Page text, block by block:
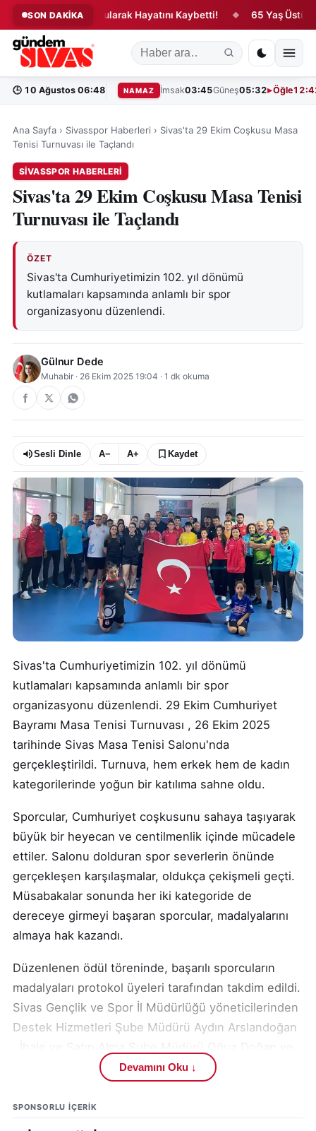
SON DAKİKA
Denizde Boğularak Hayatını Kaybetti! ◆ 65 Yaş Üstü
🕒 10 Ağustos 06:48 NAMAZ İmsak03:45Güneş05:32 Öğle
Ana Sayfa › Sivasspor Haberleri › Sivas'ta 29 Ekim Coşkusu Masa
Tenisi Turnuvası ile Taçlandı
SIVASSPOR HABERLERI
Sivas'ta 29 Ekim Coşkusu Masa Tenisi
Turnuvası ile Taçlandı
ÖZET
Sivas'ta Cumhuriyetimizin 102. yıl dönümü
kutlamaları kapsamında anlamlı bir spor
organizasyonu düzenlendi.
Gülnur Dede
Muhabir · 26 Ekim 2025 19:04 · 1 dk okuma
Sesli Dinle A− A+ Kaydet
Sivas'ta Cumhuriyetimizin 102. yıl dönümü
kutlamaları kapsamında anlamlı bir spor
organizasyonu düzenlendi. 29 Ekim Cumhuriyet
Bayramı Masa Tenisi Turnuvası , 26 Ekim 2025
tarihinde Sivas Masa Tenisi Salonu'nda
gerçekleştirildi. Turnuva, hem erkek hem de kadın
kategorilerinde yoğun bir katılıma sahne oldu.
Sporcular, Cumhuriyet coşkusunu sahaya taşıyarak
büyük bir heyecan ve centilmenlik içinde mücadele
ettiler. Salonu dolduran spor severlerin önünde
gerçekleşen karşılaşmalar, oldukça çekişmeli geçti.
Müsabakalar sonunda her iki kategoride de
dereceye girmeyi başaran sporcular, madalyalarını
almaya hak kazandı.
Düzenlenen ödül töreninde, başarılı sporcuların
madalyaları protokol üyeleri tarafından takdim edildi.
Sivas Gençlik ve Spor İl Müdürlüğü yöneticilerinden
Destek Hizmetleri Şube Müdürü Aydın Arslandoğan
Mali İşler Şube Müdürü M. Erdal Öz , sporcuları
Organizasyonun ardından bir açıklama yapan Sivas
Devamını Oku ↓
SPONSORLU IÇERIK